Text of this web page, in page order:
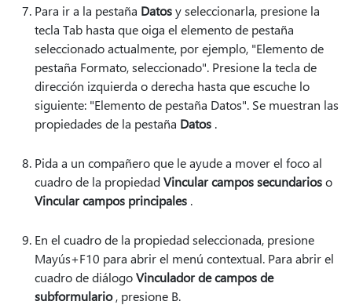
Para ir a la pestaña Datosy seleccionarla, presione la
tecla Tab hasta que oiga el elemento de pestaña
seleccionado actualmente, por ejemplo, "Elemento de
pestaña Formato, seleccionado". Presione la tecla de
dirección izquierda o derecha hasta que escuche lo
siguiente: "Elemento de pestaña Datos". Se muestran las
propiedades de la pestaña Datos .
Pida a un compañero que le ayude a mover el foco al
cuadro de la propiedadVincular campos secundarioso
Vincular campos principales .
En el cuadro de la propiedad seleccionada, presione
Mayús+F10 para abrir el menú contextual. Para abrir el
cuadro de diálogoVinculador de campos de
subformulario, presione B.